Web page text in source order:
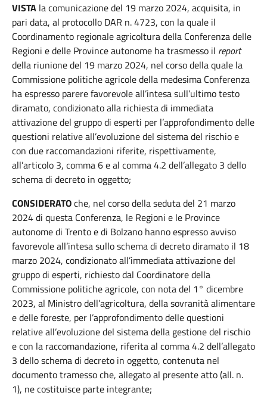
VISTA la comunicazione del 19 marzo 2024, acquisita, in
pari data, al protocollo DAR n. 4723, con la quale il
Coordinamento regionale agricoltura della Conferenza delle
Regioni e delle Province autonome ha trasmesso il report
della riunione del 19 marzo 2024, nel corso della quale la
Commissione politiche agricole della medesima Conferenza
ha espresso parere favorevole all’intesa sull’ultimo testo
diramato, condizionato alla richiesta di immediata
attivazione del gruppo di esperti per l’approfondimento delle
questioni relative all’evoluzione del sistema del rischio e
con due raccomandazioni riferite, rispettivamente,
all’articolo 3, comma 6 e al comma 4.2 dell’allegato 3 dello
schema di decreto in oggetto;
CONSIDERATOche, nel corso della seduta del 21 marzo
2024 di questa Conferenza, le Regioni e le Province
autonome di Trento e di Bolzano hanno espresso avviso
favorevole all’intesa sullo schema di decreto diramato il 18
marzo 2024, condizionato all’immediata attivazione del
gruppo di esperti, richiesto dal Coordinatore della
Commissione politiche agricole, con nota del 1° dicembre
2023, al Ministro dell’agricoltura, della sovranità alimentare
e delle foreste, per l’approfondimento delle questioni
relative all’evoluzione del sistema della gestione del rischio
e con la raccomandazione, riferita al comma 4.2 dell’allegato
3 dello schema di decreto in oggetto, contenuta nel
documento tramesso che, allegato al presente atto (all. n.
1), ne costituisce parte integrante;